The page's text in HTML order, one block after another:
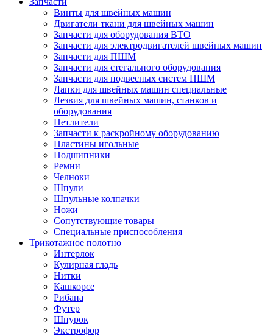
Винты для швейных машин
Двигатели ткани для швейных машин
Запчасти для оборудования ВТО
Запчасти для электродвигателей швейных машин
Запчасти для ПШМ
Запчасти для стегального оборудования
Запчасти для подвесных систем ПШМ
Лапки для швейных машин специальные
Лезвия для швейных машин, станков и
оборудования
Петлители
Запчасти к раскройному оборудованию
Пластины игольные
Подшипники
Ремни
Челноки
Шпули
Шпульные колпачки
Ножи
Сопутствующие товары
Специальные приспособления
Трикотажное полотно
Интерлок
Кулирная гладь
Нитки
Кашкорсе
Рибана
Футер
Шнурок
Экстрофор